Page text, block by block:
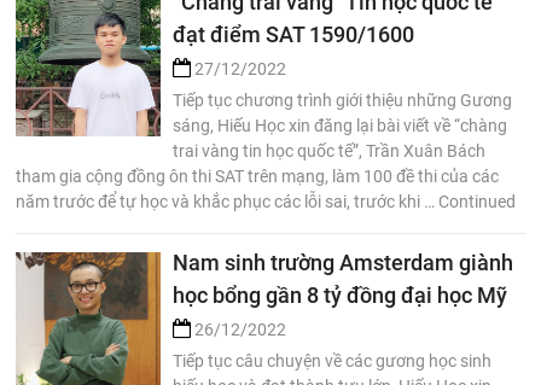
đạt điểm SAT 1590/1600
27/12/2022
Tiếp tục chương trình giới thiệu những Gương
sáng, Hiếu Học xin đăng lại bài viết về “chàng
trai vàng tin học quốc tế”, Trần Xuân Bách
tham gia cộng đồng ôn thi SAT trên mạng, làm 100 đề thi của các
năm trước để tự học và khắc phục các lỗi sai, trước khi … Continued
Nam sinh trường Amsterdam giành
học bổng gần 8 tỷ đồng đại học Mỹ
26/12/2022
Tiếp tục câu chuyện về các gương học sinh